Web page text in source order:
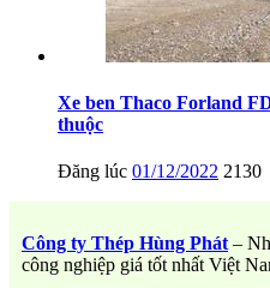
Xe ben Thaco Forland
thuộc
Đăng lúc 01/12/2022 2130
Công ty Thép Hùng Phát –
công nghiệp giá tốt nhất Việt